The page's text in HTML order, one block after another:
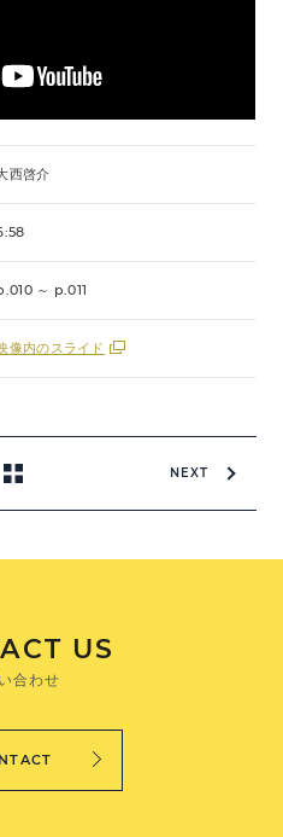
西啓介
～ p.011
像内のスライド
NEXT
US
合わせ